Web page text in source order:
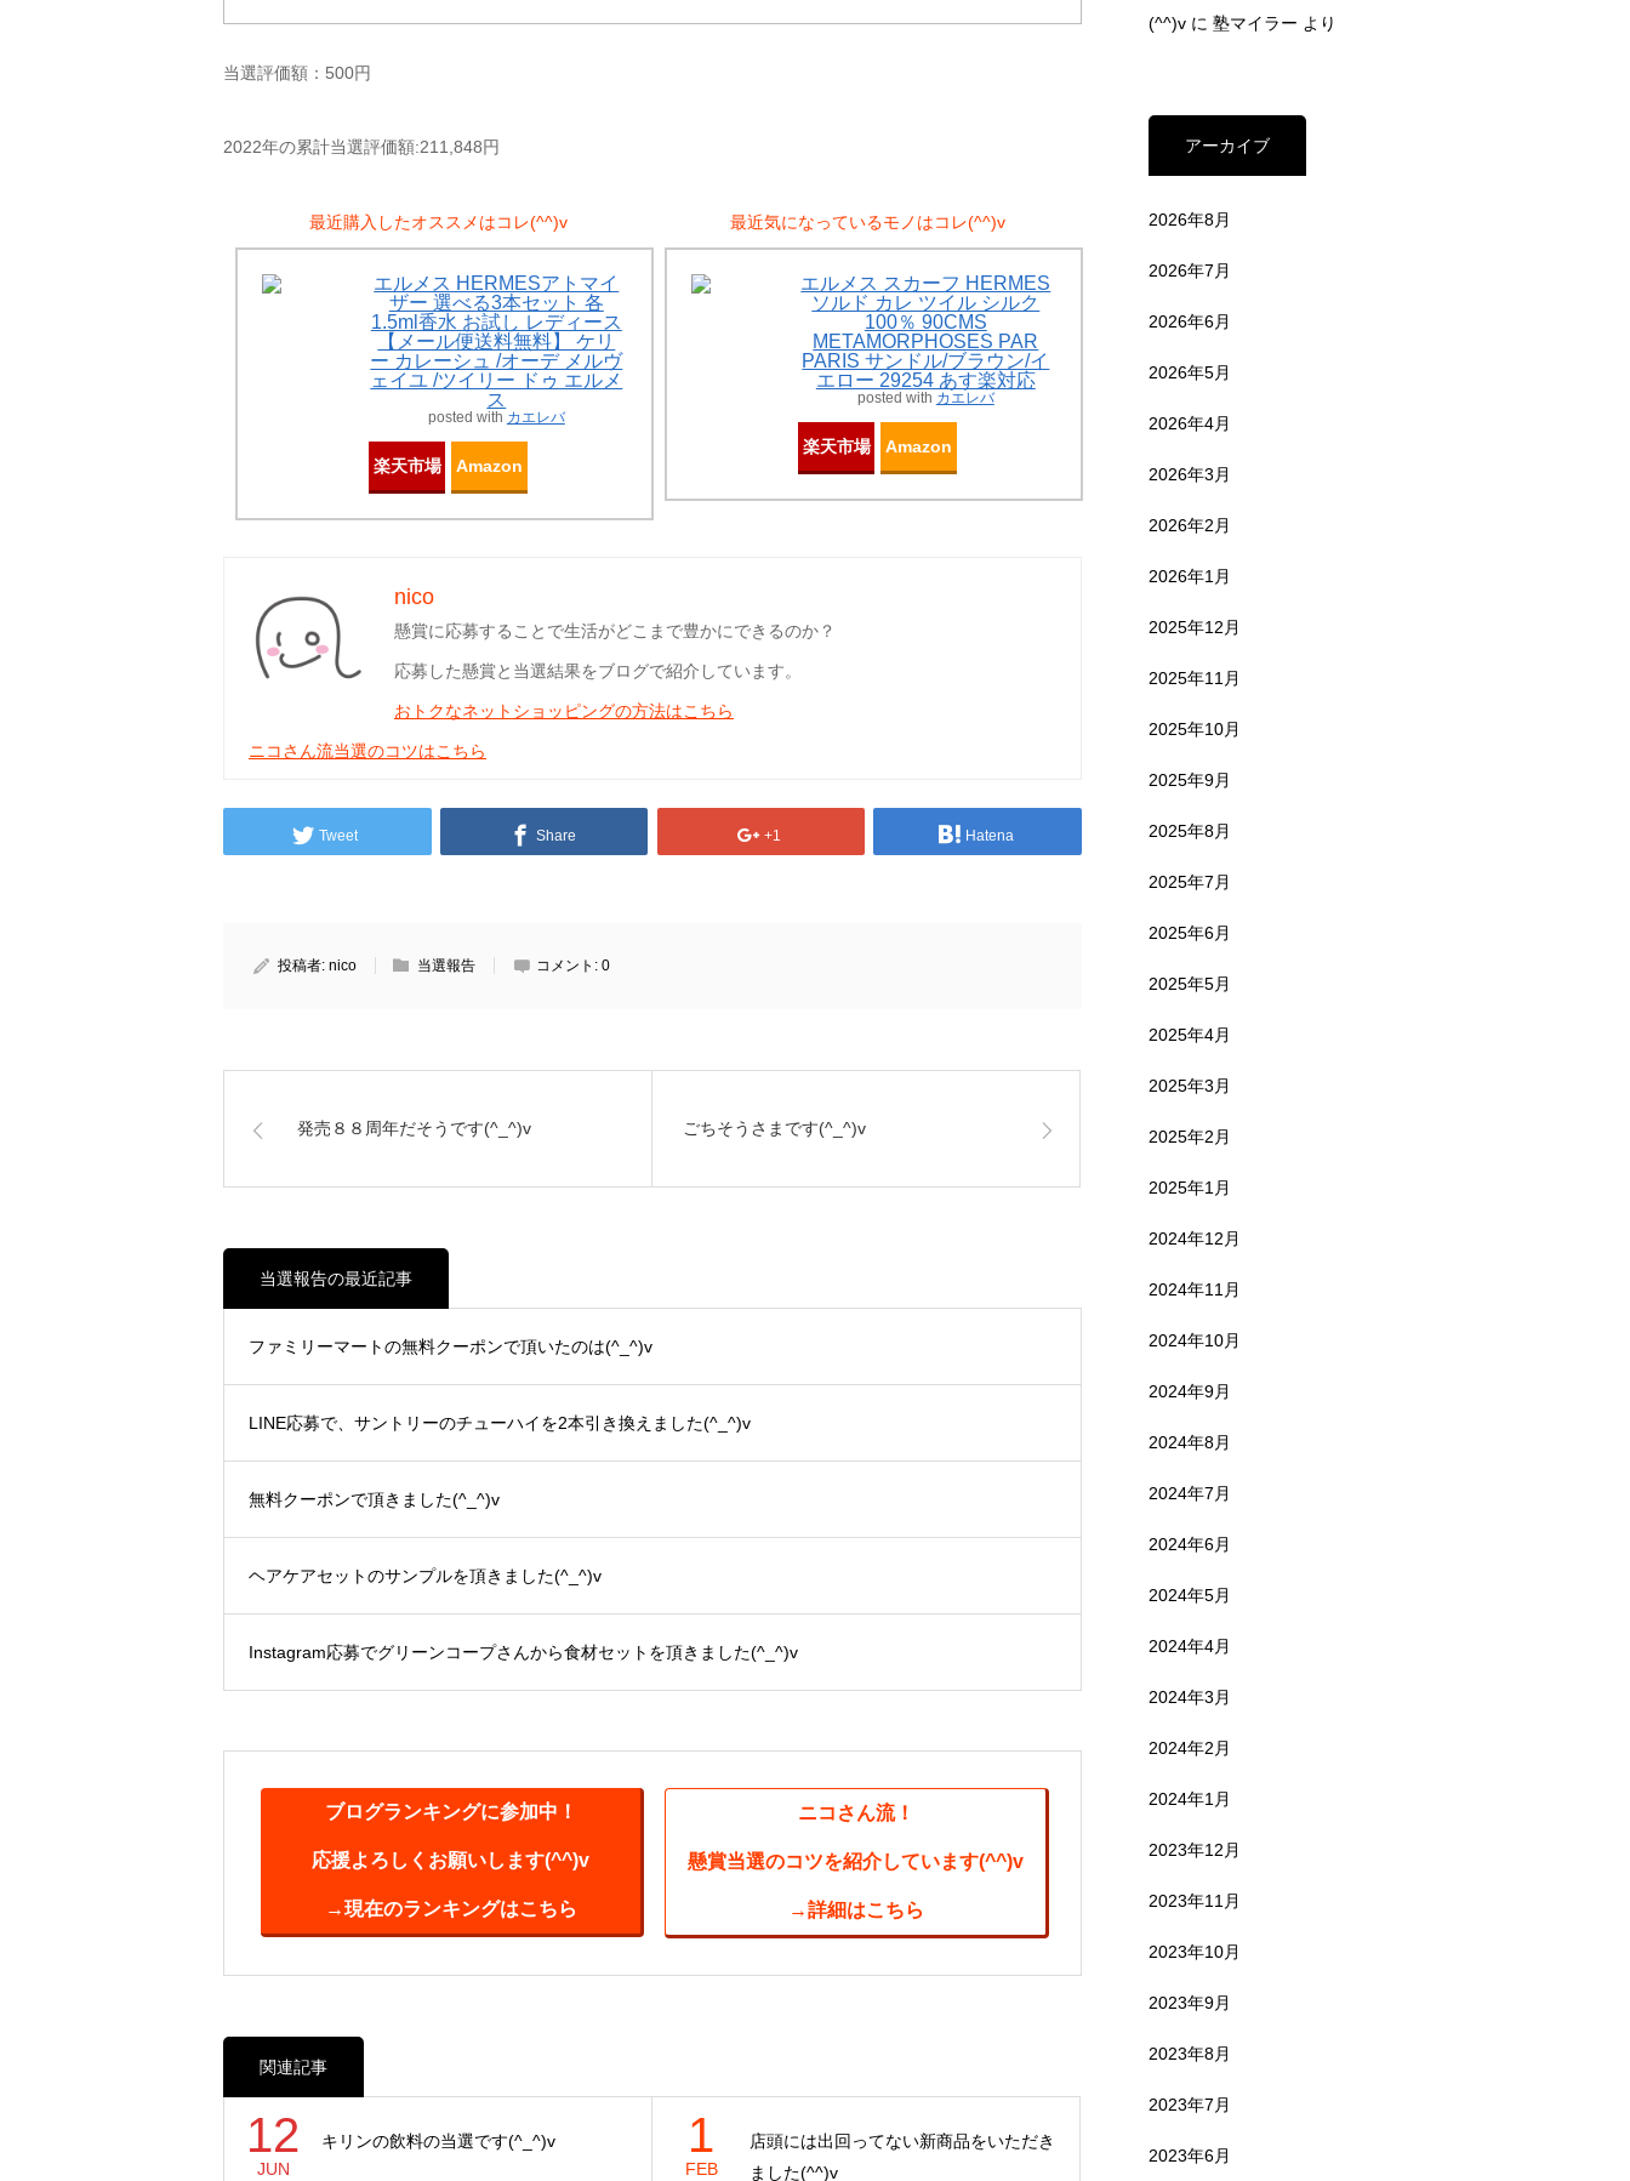
当選評価額：500円
2022年の累計当選評価額:211,848円
最近購入したオススメはコレ(^^)v
エルメス HERMESアトマイ
ザー 選べる3本セット 各
1.5ml香水 お試し レディース
【メール便送料無料】 ケリ
ー カレーシュ /オーデ メルヴ
ェイユ /ツイリー ドゥ エルメ
ス
posted with カエレバ
楽天市場 Amazon
最近気になっているモノはコレ(^^)v
エルメス スカーフ HERMES
ソルド カレ ツイル シルク
100％ 90CMS
METAMORPHOSES PAR
PARIS サンドル/ブラウン/イ
エロー 29254 あす楽対応
posted with カエレバ
楽天市場 Amazon
nico
懸賞に応募することで生活がどこまで豊かにできるのか？
応募した懸賞と当選結果をブログで紹介しています。
おトクなネットショッピングの方法はこちら
ニコさん流当選のコツはこちら
Tweet Share +1 Hatena
投稿者: nico 当選報告 コメント: 0
発売８８周年だそうです(^_^)v ごちそうさまです(^_^)v
当選報告の最近記事
ファミリーマートの無料クーポンで頂いたのは(^_^)v
LINE応募で、サントリーのチューハイを2本引き換えました(^_^)v
無料クーポンで頂きました(^_^)v
ヘアケアセットのサンプルを頂きました(^_^)v
Instagram応募でグリーンコープさんから食材セットを頂きました(^_^)v
ブログランキングに参加中！
応援よろしくお願いします(^^)v
→現在のランキングはこちら
ニコさん流！
懸賞当選のコツを紹介しています(^^)v
→詳細はこちら
関連記事
12
JUN
キリンの飲料の当選です(^_^)v 1
FEB
店頭には出回ってない新商品をいただき
ました(^^)v
(^^)v に 塾マイラー より
アーカイブ
2026年8月
2026年7月
2026年6月
2026年5月
2026年4月
2026年3月
2026年2月
2026年1月
2025年12月
2025年11月
2025年10月
2025年9月
2025年8月
2025年7月
2025年6月
2025年5月
2025年4月
2025年3月
2025年2月
2025年1月
2024年12月
2024年11月
2024年10月
2024年9月
2024年8月
2024年7月
2024年6月
2024年5月
2024年4月
2024年3月
2024年2月
2024年1月
2023年12月
2023年11月
2023年10月
2023年9月
2023年8月
2023年7月
2023年6月